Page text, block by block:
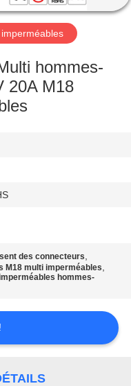
hommes-
20A M18
des connecteurs,
M18 multi imperméables,
hommes-